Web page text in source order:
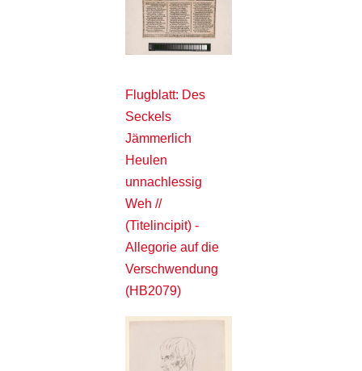
Flugblatt: Des
Seckels
Jämmerlich
Heulen
unnachlessig
Weh //
(Titelincipit) -
Allegorie auf die
Verschwendung
(HB2079)